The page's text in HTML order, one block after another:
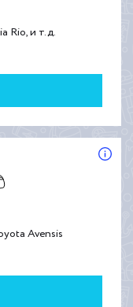
Rio, и т.д.
Avensis